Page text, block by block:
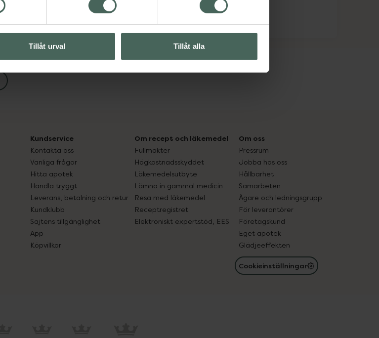
Tillåt urval Tillåt alla
Kundservice
Kontakta oss
Vanliga frågor
Hitta apotek
Handla tryggt
Leverans, betalning och retur
Kundklubb
Sajtens tillgänglighet
App
Köpvillkor
Om recept och läkemedel
Fullmakter
Högkostnadsskyddet
Läkemedelsutbyte
Lämna in gammal medicin
Resa med läkemedel
Receptregistret
Elektroniskt expertstöd, EES
Om oss
Pressrum
Jobba hos oss
Hållbarhet
Samarbeten
Ägare och ledningsgrupp
För leverantörer
Företagskund
Eget apotek
Glädjeeffekten
Cookieinställningar